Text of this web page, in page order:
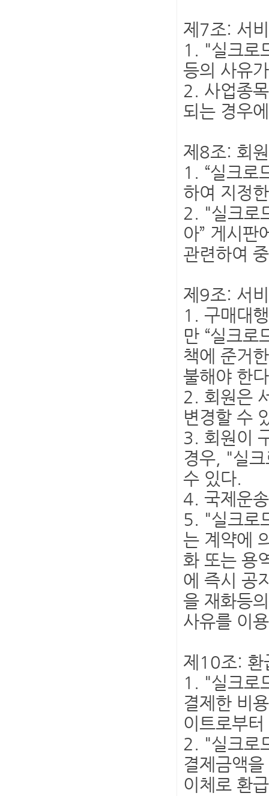
제7조: 서
1. "실크로
등의 사유
2. 사업종
되는 경우
제8조: 회
1. “실크로
하여 지정
2. "실크로
아” 게시판
관련하여
제9조: 서
1. 구매대
만 “실크로
책에 준거
불해야 한
2. 회원은
변경할 수
3. 회원이
경우, "실
수 있다.
4. 국제운
5. "실크로
는 계약에
화 또는 용
에 즉시 공
을 재화등
사유를 이
제10조: 환
1. "실크로
결제한 비
이트로부
2. "실크로
결제금액
이체로 환